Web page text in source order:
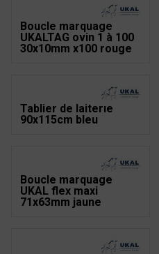
Boucle marquage
UKALTAG ovin 1 à 100
30x10mm x100 rouge
Tablier de laiterie
90x115cm bleu
Boucle marquage
UKAL flex maxi
71x63mm jaune